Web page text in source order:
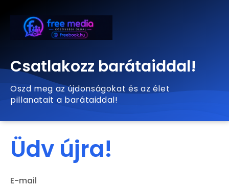
Csatlakozz barátaiddal!
Oszd meg az újdonságokat és az élet
pillanatait a barátaiddal!
Üdv újra!
E-mail